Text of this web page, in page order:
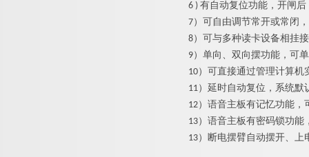
6 ) 有自动复位功能，开闸
7）可自由调节常开或常闭
8）可与多种读卡设备相挂
9）单向、双向摆功能，可
10）可直接通过管理计算机
11）延时自动复位，系统默
12）语音主板有记忆功能，
13）语音主板有密码锁功
13）断电摆臂自动摆开、